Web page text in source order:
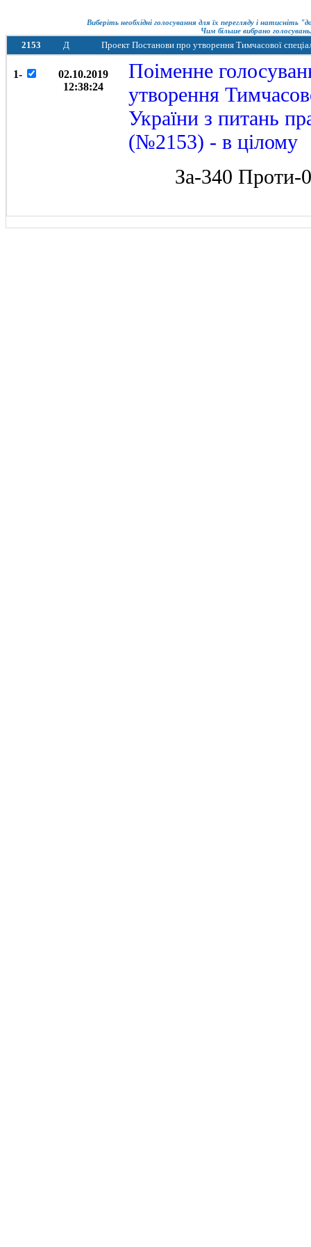
Виберіть необхідні голосування для їх перегляду і натисніть
Чим більше вибрано
2153 Д Проект Постанови про утворення Тимчасової
1-
02.10.2019
12:38:24
Поіменне
утворення
України з питань
(№2153) - в цілому
За-340 Проти-